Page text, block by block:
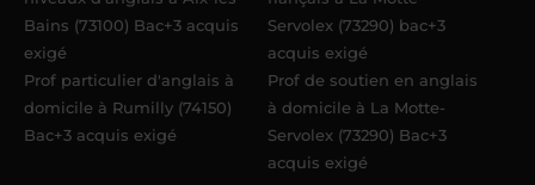
Bains (73100) Bac+3 acquis
exigé
Prof particulier d'anglais à
domicile à Rumilly (74150)
Bac+3 acquis exigé
Servolex (73290) bac+3
acquis exigé
Prof de soutien en anglais
à domicile à La Motte-
Servolex (73290) Bac+3
acquis exigé